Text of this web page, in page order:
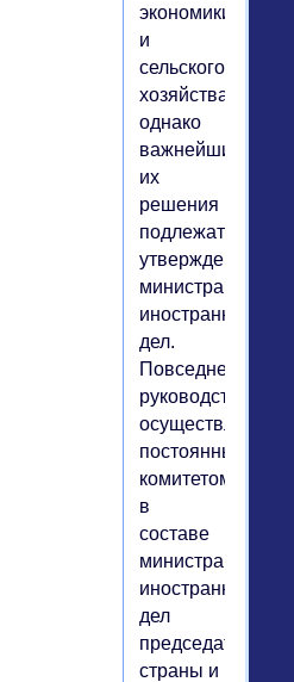
экономики
и
сельского
хозяйства,
однако
важнейшие
их
решения
подлежат
утверждению
министрами
иностранных
дел.
Повседневное
руководство
осуществляется
постоянным
комитетом
в
составе
министра
иностранных
дел
страны и